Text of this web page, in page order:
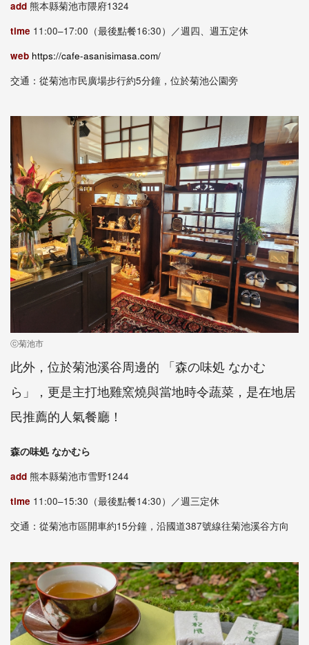
add 熊本縣菊池市隈府1324
time 11:00–17:00（最後點餐16:30）／週四、週五定休
web https://cafe-asanisimasa.com/
交通：從菊池市民廣場步行約5分鐘，位於菊池公園旁
ⓒ菊池市
此外，位於菊池溪谷周邊的 「森の味処 なかむ
ら」，更是主打地雞窯燒與當地時令蔬菜，是在地居
民推薦的人氣餐廳！
森の味処 なかむら
add 熊本縣菊池市雪野1244
time 11:00–15:30（最後點餐14:30）／週三定休
交通：從菊池市區開車約15分鐘，沿國道387號線往菊池溪谷方向